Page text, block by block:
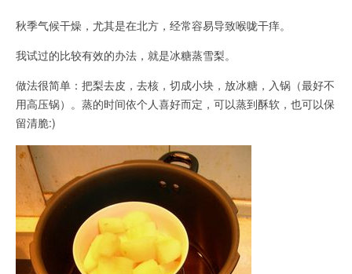
秋季气候干燥，尤其是在北方，经常容易导致喉咙干痒。
我试过的比较有效的办法，就是冰糖蒸雪梨。
做法很简单：把梨去皮，去核，切成小块，放冰糖，入锅（最好不
用高压锅）。蒸的时间依个人喜好而定，可以蒸到酥软，也可以保
留清脆:)